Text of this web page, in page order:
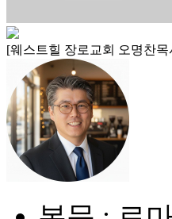
[웨스트힐 장로교회 오명찬목